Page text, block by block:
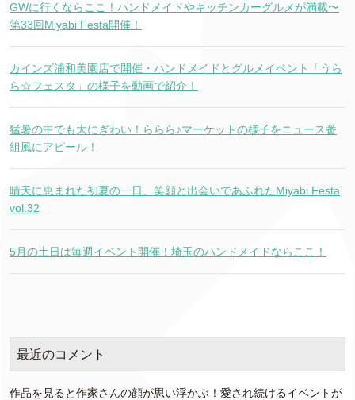
GWに行くならここ！ハンドメイドやキッチンカーグルメが満載〜
第33回Miyabi Festa開催！
カインズ浦和美園店で開催・ハンドメイドとグルメイベント「うら
ら☆フェスタ」の様子を動画で紹介！
猛暑の中でも大にぎわい！ららら♪マーケットの様子をニュース番
組風にアピール！
晴天に恵まれた初夏の一日、笑顔と出会いであふれたMiyabi Festa
vol.32
5月の土日は毎週イベント開催！埼玉のハンドメイドならここ！
最近のコメント
作品を見ると作家さんの顔が思い浮かぶ！愛され続けるイベントが